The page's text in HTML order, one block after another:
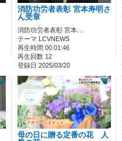
消防功労者表彰 宮本寿明さ
ん受章
消防功労者表彰 宮本…
テーマ LCVNEWS
再生時間 00:01:46
再生回数 12
登録日 2025/03/20
母の日に贈る定番の花 人